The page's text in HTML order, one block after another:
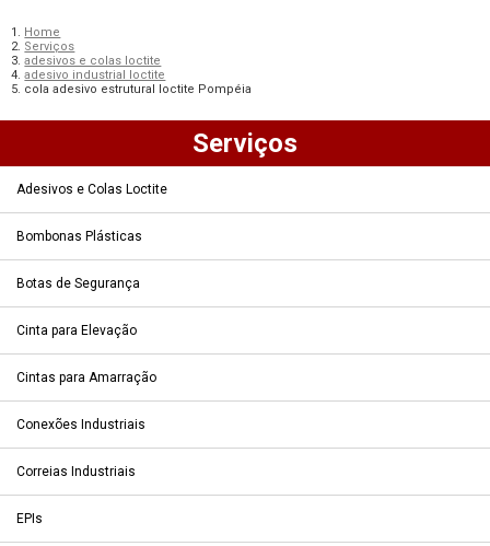
Home
Serviços
adesivos e colas loctite
adesivo industrial loctite
cola adesivo estrutural loctite Pompéia
Serviços
Adesivos e Colas Loctite
Bombonas Plásticas
Botas de Segurança
Cinta para Elevação
Cintas para Amarração
Conexões Industriais
Correias Industriais
EPIs